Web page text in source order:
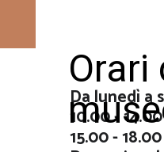
Orari
Da lunedì a
10.00 - 14.00
15.00 - 18.00